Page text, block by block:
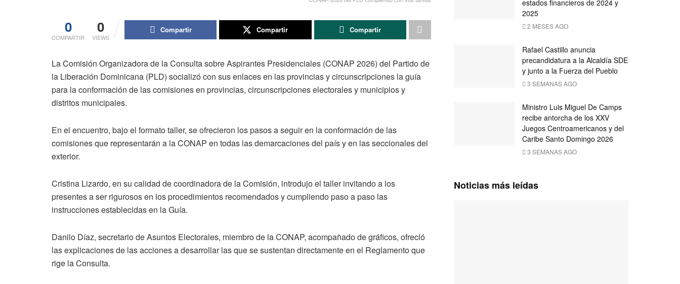
0
COMPARTIR
0
VIEWS
Compartir Compartir Compartir
La Comisión Organizadora de la Consulta sobre Aspirantes Presidenciales (CONAP 2026) del Partido de
la Liberación Dominicana (PLD) socializó con sus enlaces en las provincias y circunscripciones la guía
para la conformación de las comisiones en provincias, circunscripciones electorales y municipios y
distritos municipales.
En el encuentro, bajo el formato taller, se ofrecieron los pasos a seguir en la conformación de las
comisiones que representarán a la CONAP en todas las demarcaciones del país y en las seccionales del
exterior.
Cristina Lizardo, en su calidad de coordinadora de la Comisión, introdujo el taller invitando a los
presentes a ser rigurosos en los procedimientos recomendados y cumpliendo paso a paso las
instrucciones establecidas en la Guía.
Danilo Díaz, secretario de Asuntos Electorales, miembro de la CONAP, acompañado de gráficos, ofreció
las explicaciones de las acciones a desarrollar las que se sustentan directamente en el Reglamento que
rige la Consulta.
estados financieros de 2024 y
2025
2 MESES AGO
Rafael Castillo anuncia
precandidatura a la Alcaldía SDE
y junto a la Fuerza del Pueblo
3 SEMANAS AGO
Ministro Luis Miguel De Camps
recibe antorcha de los XXV
Juegos Centroamericanos y del
Caribe Santo Domingo 2026
3 SEMANAS AGO
Noticias más leídas